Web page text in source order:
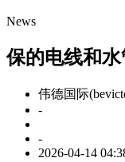
News
保的电线和
伟德国际
-
-
2026-04-14